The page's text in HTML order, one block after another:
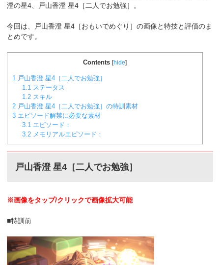
澄の星4、戸山香澄 星4［二人でお勉強］。
今回は、戸山香澄 星4［おもいでめぐり］の画像と特技と評価のま
とめです。
Contents [hide]
1 戸山香澄 星4［二人でお勉強］
1.1 ステータス
1.2 スキル
2 戸山香澄 星4［二人でお勉強］の特訓素材
3 エピソード解禁に必要な素材
3.1 エピソード：
3.2 メモリアルエピソード：
戸山香澄 星4［二人でお勉強］
※画像をタップ/クリックで画像拡大可能
■特訓前